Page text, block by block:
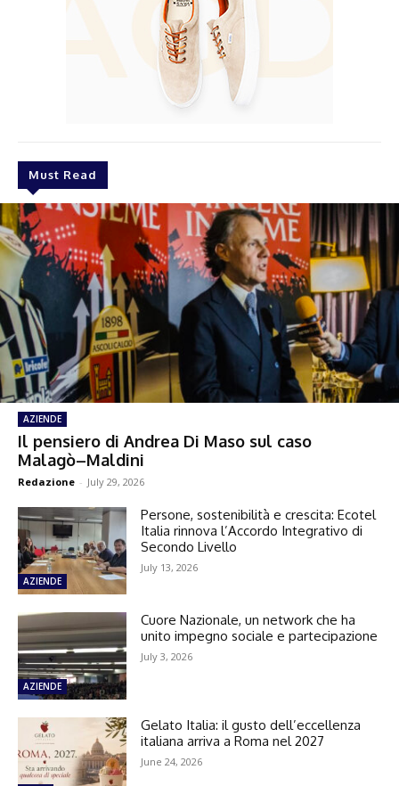
Must Read
AZIENDE
Il pensiero di Andrea Di Maso sul caso
Malagò–Maldini
Redazione - July 29, 2026
AZIENDE
Persone, sostenibilità e crescita: Ecotel
Italia rinnova l’Accordo Integrativo di
Secondo Livello
July 13, 2026
AZIENDE
Cuore Nazionale, un network che ha
unito impegno sociale e partecipazione
July 3, 2026
Gelato Italia: il gusto dell’eccellenza
italiana arriva a Roma nel 2027
June 24, 2026